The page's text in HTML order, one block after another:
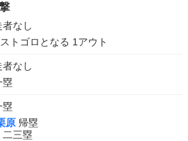
なし
トゴロとなる 1アウト
なし
塁
塁
原 帰塁
二三塁